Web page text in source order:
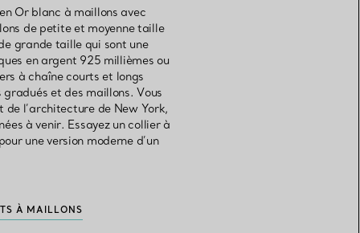
Or blanc à maillons avec
de petite et moyenne taille
grande taille qui sont une
en argent 925 millièmes ou
à chaîne courts et longs
et des maillons. Vous
l’architecture de New York,
à venir. Essayez un collier à
une version moderne d’un
À MAILLONS